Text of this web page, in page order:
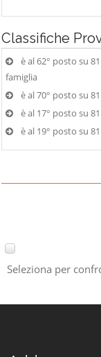
Classifiche
è al 62° posto su
famiglia
è al 70° posto su
è al 17° posto su
è al 19° posto su
Seleziona per